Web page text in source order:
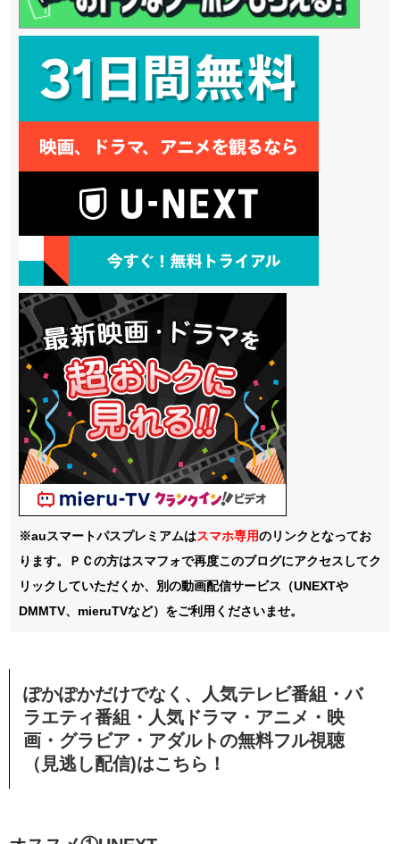
※auスマートパスプレミアムはスマホ専用のリンクとなってお
ります。ＰＣの方はスマフォで再度このブログにアクセスしてク
リックしていただくか、別の動画配信サービス（UNEXTや
DMMTV、mieruTVなど）をご利用くださいませ。
ぽかぽかだけでなく、人気テレビ番組・バ
ラエティ番組・人気ドラマ・アニメ・映
画・グラビア・アダルトの無料フル視聴
（見逃し配信)はこちら！